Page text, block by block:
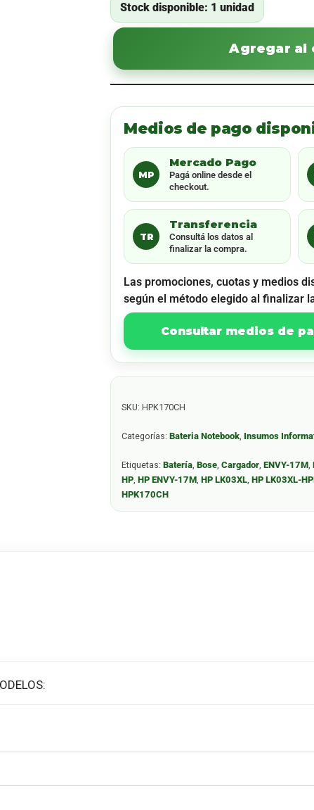
Stock disponible: 1 unidad
Agregar al
Medios de pago
MP
Mercado Pago
Pagá online desde el
checkout.
TR
Transferencia
Consultá los datos al
finalizar la compra.
Las promociones, cuotas y medios
según el método elegido al finalizar
Consultar medios de
SKU:HPK170CH
Categorías:Bateria Notebook, Insumos
Etiquetas:Batería,Bose,Cargador,ENVY-17M,
HP,HP ENVY-17M,HP LK03XL,HP LK03XL-
HPK170CH